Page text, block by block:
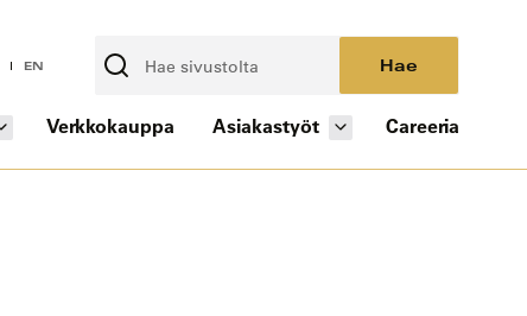
EN Hae
Verkkokauppa Asiakastyöt Careeria